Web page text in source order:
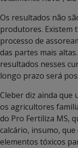
Os resultados não
produtores. Existem
processo de
das partes mais
resultados nesses
longo prazo será
Cleber diz ainda que
os agricultores
do Pro Fertiliza MS,
calcário, insumo,
elementos tóxicos